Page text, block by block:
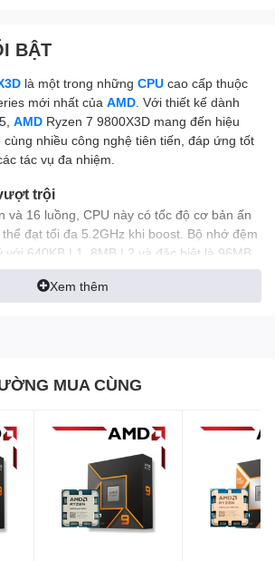
BẬT
là một trong những CPU cao cấp thuộc
mới nhất của AMD . Với thiết kế dành
AMD Ryzen 7 9800X3D mang đến hiệu
nhiều công nghệ tiên tiến, đáp ứng tốt
tác vụ đa nhiệm.
trội
và 16 luồng, CPU này có tốc độ cơ bản ấn
đạt tối đa 5.2GHz khi boost. Bộ nhớ đệm
640KB L1, 8MB L2 và đặc biệt là 96MB
xử lý và giảm thiểu độ trễ trong các tác
Xem thêm
MUA CÙNG